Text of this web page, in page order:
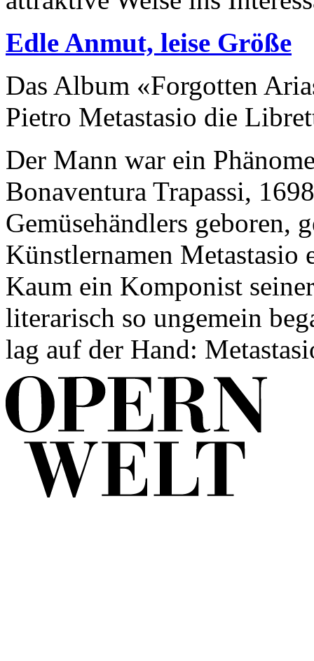
Edle Anmut, leise Größe
Das Album «Forgotten
Pietro Metastasio die
Der Mann war ein
Bonaventura Trapassi,
Gemüsehändlers geboren,
Künstlernamen Metastasio
Kaum ein Komponist
literarisch so ungemein
lag auf der Hand: